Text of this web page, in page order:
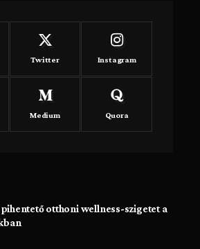
Twitter Instagram
Medium Quora
otthoni wellness-szigetet a